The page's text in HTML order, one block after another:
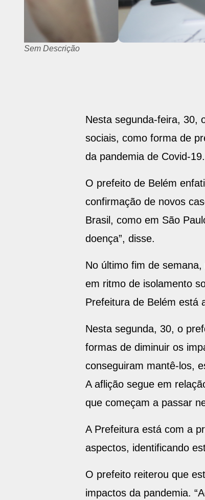
Sem Descrição
Nesta segunda-feira, 30,
sociais, como forma de
da pandemia de Covid-19.
O prefeito de Belém
confirmação de novos
Brasil, como em São
doença”, disse.
No último fim de
em ritmo de isolamento
Prefeitura de Belém está
Nesta segunda, 30, o
formas de diminuir os
conseguiram mantê-los,
A aflição segue em
que começam a passar
A Prefeitura está com a
aspectos, identificando
O prefeito reiterou que
impactos da pandemia.